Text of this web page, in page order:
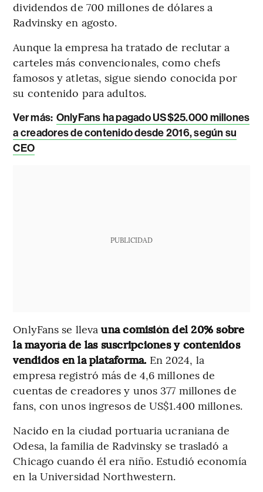
dividendos de 700 millones de dólares a
Radvinsky en agosto.
Aunque la empresa ha tratado de reclutar a
carteles más convencionales, como chefs
famosos y atletas, sigue siendo conocida por
su contenido para adultos.
Ver más: OnlyFans ha pagado US$25.000 millones
a creadores de contenido desde 2016, según su
CEO
PUBLICIDAD
OnlyFans se lleva una comisión del 20% sobre
la mayoría de las suscripciones y contenidos
vendidos en la plataforma. En 2024, la
empresa registró más de 4,6 millones de
cuentas de creadores y unos 377 millones de
fans, con unos ingresos de US$1.400 millones.
Nacido en la ciudad portuaria ucraniana de
Odesa, la familia de Radvinsky se trasladó a
Chicago cuando él era niño. Estudió economía
en la Universidad Northwestern.